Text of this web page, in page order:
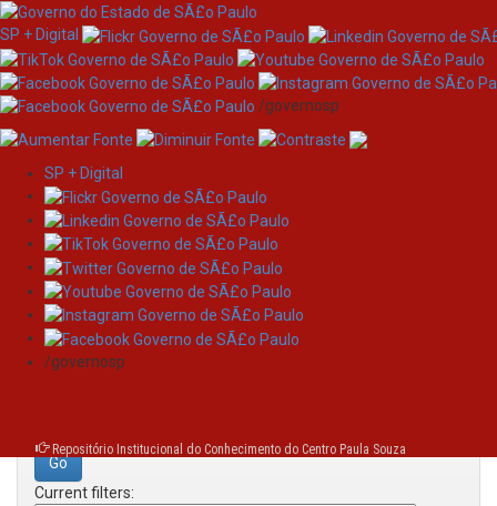
Skip
navigation
SP + Digital
/governosp
SP + Digital
/governosp
Repositório Institucional do Conhecimento do Centro Paula Souza
Search
Search:
Current filters: